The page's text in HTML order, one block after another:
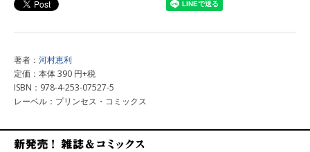
著者： 河村恵利
定価：本体 390 円+税
ISBN：978-4-253-07527-5
レーベル：プリンセス・コミックス